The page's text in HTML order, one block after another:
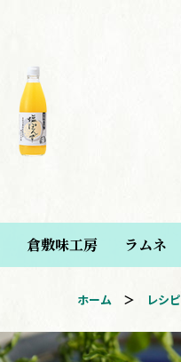
倉敷味工房 ラムネ
ホーム ＞ レシピ